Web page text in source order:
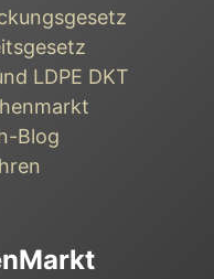
LDPE DKT
Blog